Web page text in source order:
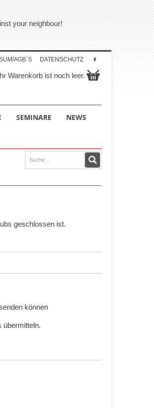
your neighbour!
AGB´S DATENSCHUTZ
Warenkorb ist noch leer.
SEMINARE NEWS
geschlossen ist.
können
übermitteln.